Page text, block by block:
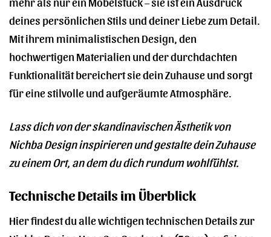
deines persönlichen Stils und deiner Liebe zum Detail.
Mit ihrem minimalistischen Design, den
hochwertigen Materialien und der durchdachten
Funktionalität bereichert sie dein Zuhause und sorgt
für eine stilvolle und aufgeräumte Atmosphäre.
Lass dich von der skandinavischen Ästhetik von
Nichba Design inspirieren und gestalte dein Zuhause
zu einem Ort, an dem du dich rundum wohlfühlst.
Technische Details im Überblick
Hier findest du alle wichtigen technischen Details zur